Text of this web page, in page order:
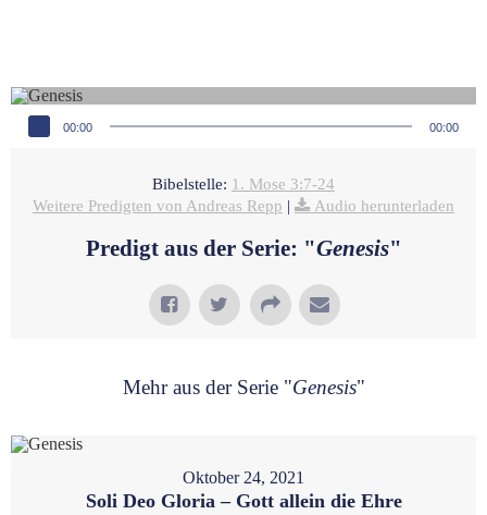
Audio-Player
00:00 00:00
Bibelstelle: 1. Mose 3:7-24
Weitere Predigten von Andreas Repp | Audio herunterladen
Predigt aus der Serie: "Genesis"
Mehr aus der Serie "Genesis"
Oktober 24, 2021
Soli Deo Gloria – Gott allein die Ehre